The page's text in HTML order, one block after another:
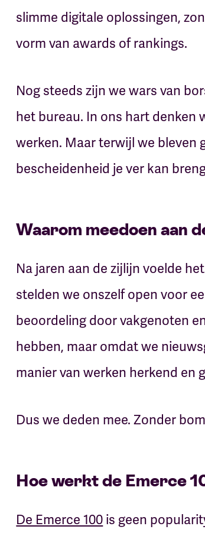
slimme digitale oplossingen,
vorm van awards of rankings.
Nog steeds zijn we wars van
het bureau. In ons hart denken
werken. Maar terwijl we bleven
bescheidenheid je ver kan
Waarom meedoen aan
Na jaren aan de zijlijn voelde
stelden we onszelf open voor
beoordeling door vakgenoten
hebben, maar omdat we
manier van werken herkend en
Dus we deden mee. Zonder
Hoe werkt de Emerce
De Emerce 100 is geen